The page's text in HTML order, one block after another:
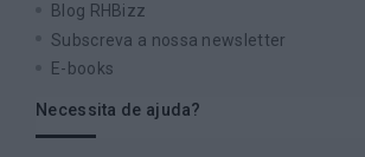
Blog RHBizz
Subscreva a nossa newsletter
E-books
Necessita de ajuda?